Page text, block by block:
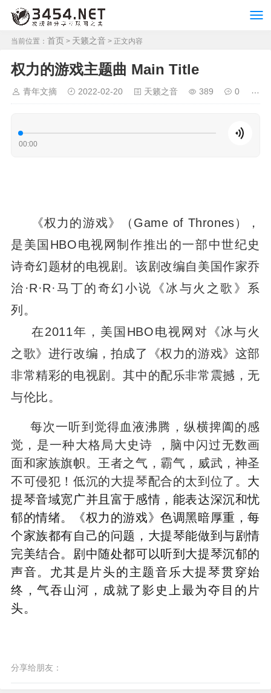
当前位置： 首页 > 天籁之音 > 正文内容
权力的游戏主题曲 Main Title
青年文摘 2022-02-20 天籁之音 389 0
00:00
《权力的游戏》（Game of Thrones），
是美国HBO电视网制作推出的一部中世纪史
诗奇幻题材的电视剧。该剧改编自美国作家乔
治·R·R·马丁的奇幻小说《冰与火之歌》系
列。
在2011年，美国HBO电视网对《冰与火
之歌》进行改编，拍成了《权力的游戏》这部
非常精彩的电视剧。其中的配乐非常震撼，无
与伦比。
每次一听到觉得血液沸腾，纵横捭阖的感
觉，是一种大格局大史诗 ，脑中闪过无数画
面和家族旗帜。王者之气，霸气，威武，神圣
不可侵犯！低沉的大提琴配合的太到位了。 大
提琴音域宽广并且富于感情，能表达深沉和忧
郁的情绪。《权力的游戏》色调黑暗厚重，每
个家族都有自己的问题，大提琴能做到与剧情
完美结合。剧中随处都可以听到大提琴沉郁的
声音。尤其是片头的主题音乐大提琴贯穿始
终，气吞山河，成就了影史上最为夺目的片
头。
分享给朋友：